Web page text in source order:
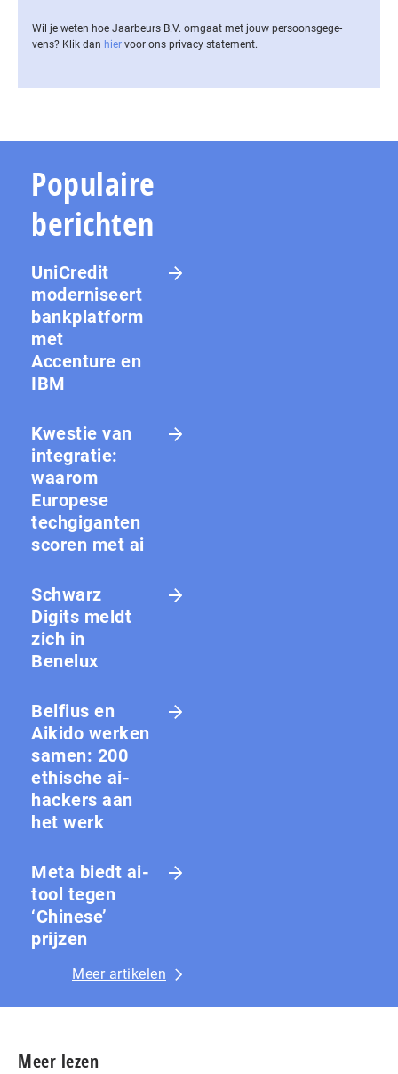
Wil je weten hoe Jaarbeurs B.V. omgaat met jouw per­soons­ge­ge­
vens? Klik dan hier voor ons privacy statement.
Populaire
berichten
UniCredit
moderniseert
bankplatform
met
Accenture en
IBM
Kwestie van
integratie:
waarom
Europese
techgiganten
scoren met ai
Schwarz
Digits meldt
zich in
Benelux
Belfius en
Aikido werken
samen: 200
ethische ai-
hackers aan
het werk
Meta biedt ai-
tool tegen
‘Chinese’
prijzen
Meer artikelen
Meer lezen